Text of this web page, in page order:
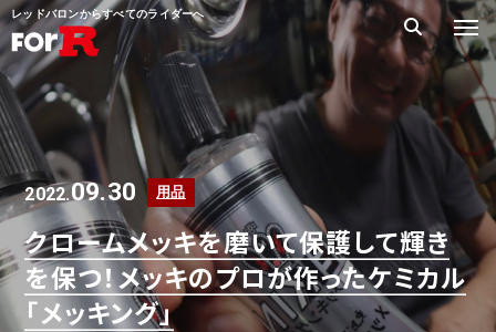
レッドバロンからすべてのライダーへ
2022.09.30 用品
クロームメッキを磨いて保護して輝き
を保つ！メッキのプロが作ったケミカル
「メッキング」